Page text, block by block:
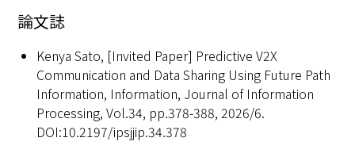
論文誌
Kenya Sato, [Invited Paper] Predictive V2X
Communication and Data Sharing Using Future Path
Information, Information, Journal of Information
Processing, Vol.34, pp.378-388, 2026/6.
DOI:10.2197/ipsjjip.34.378